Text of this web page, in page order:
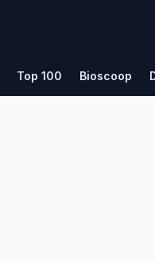
Top 100 Bioscoop